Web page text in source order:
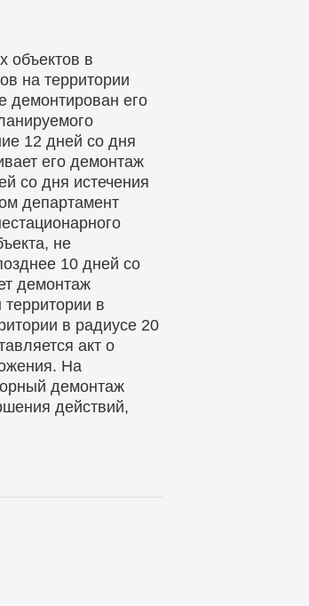
объектов в
на территории
демонтирован его
12 дней со дня
его демонтаж
со дня истечения
департамент
не
10 дней со
демонтаж
в
в радиусе 20
акт о
На
демонтаж
действий,